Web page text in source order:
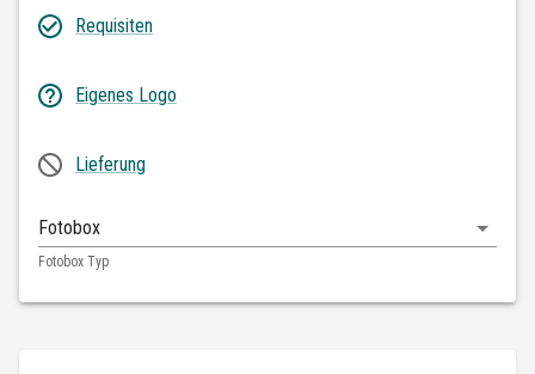
Requisiten
Eigenes Logo
Lieferung
Fotobox
Fotobox Typ